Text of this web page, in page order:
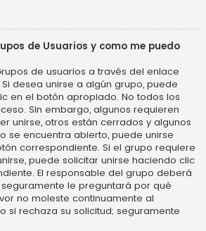
de Usuarios y como me puedo
de usuarios a través del enlace
Si desea unirse a algún grupo, puede
en el botón apropiado. No todos los
Sin embargo, algunos requieren
unirse, otros están cerrados y algunos
se encuentra abierto, puede unirse
correspondiente. Si el grupo requiere
puede solicitar unirse haciendo clic
El responsable del grupo deberá
le preguntará por qué
no moleste continuamente al
si rechaza su solicitud; seguramente